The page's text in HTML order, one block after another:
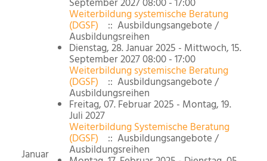
Januar
September 2027 08:00 - 17:00
Weiterbildung systemische Beratung
(DGSF) :: Ausbildungsangebote /
Ausbildungsreihen
Dienstag, 28. Januar 2025 - Mittwoch, 15.
September 2027 08:00 - 17:00
Weiterbildung systemische Beratung
(DGSF) :: Ausbildungsangebote /
Ausbildungsreihen
Freitag, 07. Februar 2025 - Montag, 19.
Juli 2027
Weiterbildung Systemische Beratung
(DGSF) :: Ausbildungsangebote /
Ausbildungsreihen